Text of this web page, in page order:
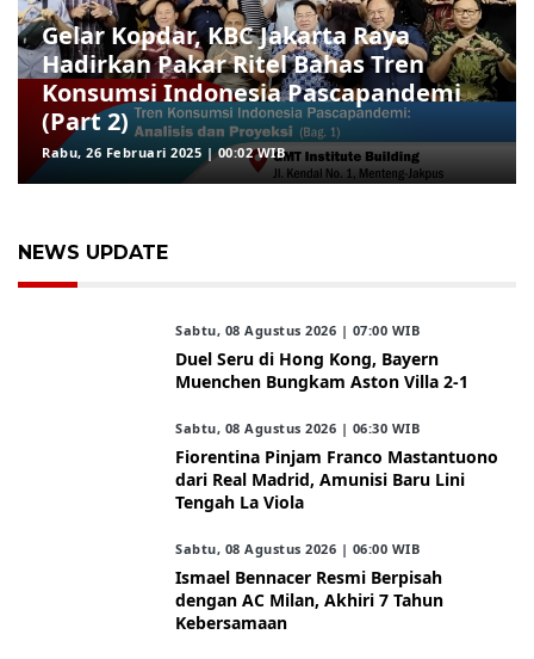
Gelar Kopdar, KBC Jakarta Raya
Hadirkan Pakar Ritel Bahas Tren
Konsumsi Indonesia Pascapandemi
(Part 2)
Rabu, 26 Februari 2025 | 00:02 WIB
NEWS UPDATE
Sabtu, 08 Agustus 2026 | 07:00 WIB
Duel Seru di Hong Kong, Bayern
Muenchen Bungkam Aston Villa 2-1
Sabtu, 08 Agustus 2026 | 06:30 WIB
Fiorentina Pinjam Franco Mastantuono
dari Real Madrid, Amunisi Baru Lini
Tengah La Viola
Sabtu, 08 Agustus 2026 | 06:00 WIB
Ismael Bennacer Resmi Berpisah
dengan AC Milan, Akhiri 7 Tahun
Kebersamaan